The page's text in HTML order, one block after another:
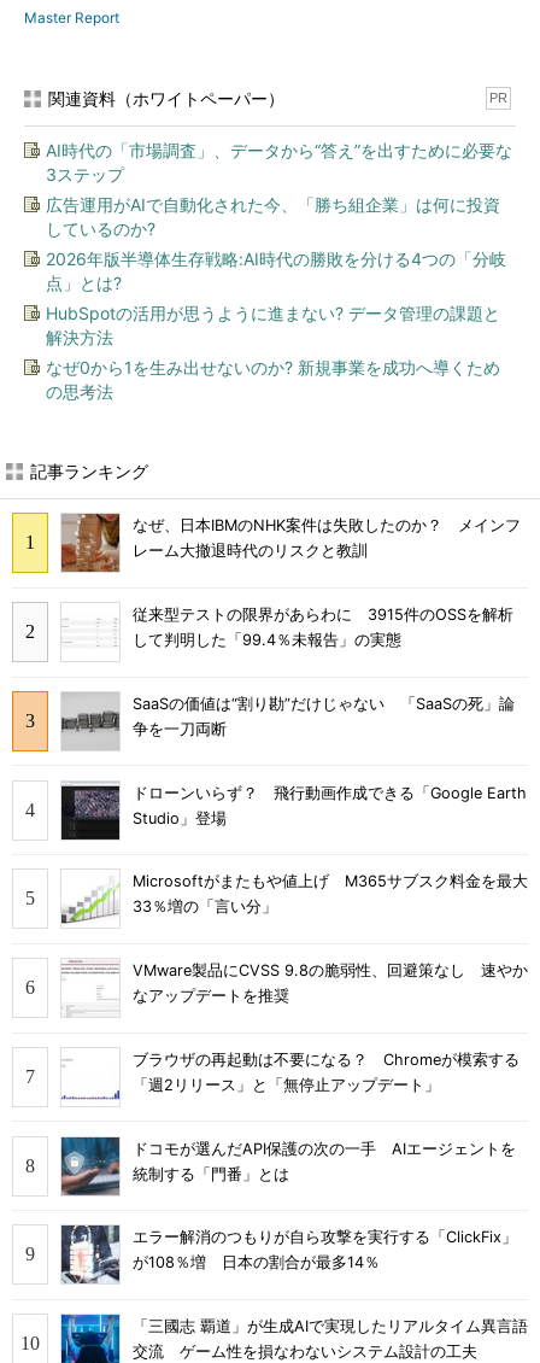
Master Report
関連資料（ホワイトペーパー） PR
AI時代の「市場調査」、データから“答え”を出すために必要な
3ステップ
広告運用がAIで自動化された今、「勝ち組企業」は何に投資
しているのか?
2026年版半導体生存戦略:AI時代の勝敗を分ける4つの「分岐
点」とは?
HubSpotの活用が思うように進まない? データ管理の課題と
解決方法
なぜ0から1を生み出せないのか? 新規事業を成功へ導くため
の思考法
記事ランキング
なぜ、日本IBMのNHK案件は失敗したのか？ メインフ
レーム大撤退時代のリスクと教訓
従来型テストの限界があらわに 3915件のOSSを解析
して判明した「99.4％未報告」の実態
SaaSの価値は“割り勘”だけじゃない 「SaaSの死」論
争を一刀両断
ドローンいらず？ 飛行動画作成できる「Google Earth
Studio」登場
Microsoftがまたもや値上げ M365サブスク料金を最大
33％増の「言い分」
VMware製品にCVSS 9.8の脆弱性、回避策なし 速やか
なアップデートを推奨
ブラウザの再起動は不要になる？ Chromeが模索する
「週2リリース」と「無停止アップデート」
ドコモが選んだAPI保護の次の一手 AIエージェントを
統制する「門番」とは
エラー解消のつもりが自ら攻撃を実行する「ClickFix」
が108％増 日本の割合が最多14％
「三國志 覇道」が生成AIで実現したリアルタイム異言語
交流 ゲーム性を損なわないシステム設計の工夫